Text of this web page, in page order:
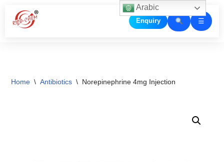
Skip
Enquiry ☰
Home \ Antibiotics \ Norepinephrine 4mg Injection
Arabic